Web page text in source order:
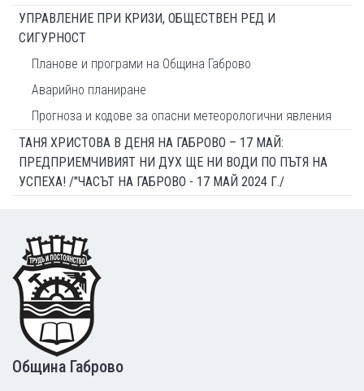
УПРАВЛЕНИЕ ПРИ КРИЗИ, ОБЩЕСТВЕН РЕД И
СИГУРНОСТ
Планове и програми на Община Габрово
Аварийно планиране
Прогноза и кодове за опасни метеорологични явления
ТАНЯ ХРИСТОВА В ДЕНЯ НА ГАБРОВО – 17 МАЙ:
ПРЕДПРИЕМЧИВИЯТ НИ ДУХ ЩЕ НИ ВОДИ ПО ПЪТЯ НА
УСПЕХА! /"ЧАСЪТ НА ГАБРОВО - 17 МАЙ 2024 Г./
Footer
Община Габрово